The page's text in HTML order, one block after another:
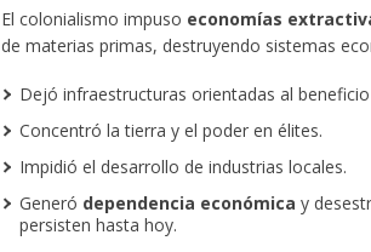
El colonialismo impuso economías
de materias primas, destruyendo sistemas
Dejó infraestructuras orientadas al
Concentró la tierra y el poder en élites.
Impidió el desarrollo de industrias locales.
Generó dependencia económica y
persisten hasta hoy.